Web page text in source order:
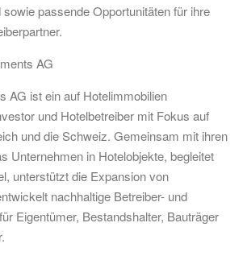
passende Opportunitäten für ihre
AG
AG ist ein auf Hotelimmobilien
und Hotelbetreiber mit Fokus auf
und die Schweiz. Gemeinsam mit ihren
Unternehmen in Hotelobjekte, begleitet
unterstützt die Expansion von
nachhaltige Betreiber- und
Eigentümer, Bestandshalter, Bauträger